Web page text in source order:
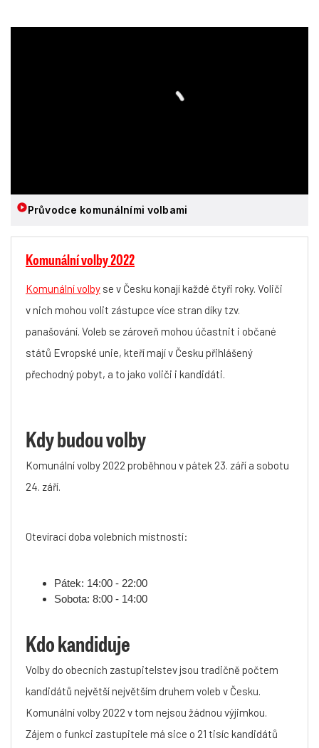
Průvodce komunálními volbami
Komunální volby 2022
Komunální volby se v Česku konají každé čtyři roky. Voliči
v nich mohou volit zástupce více stran díky tzv.
panašování. Voleb se zároveň mohou účastnit i občané
států Evropské unie, kteří mají v Česku přihlášený
přechodný pobyt, a to jako voliči i kandidáti.
Kdy budou volby
Komunální volby 2022 proběhnou v pátek 23. září a sobotu
24. září.
Otevírací doba volebních místností:
Pátek: 14:00 - 22:00
Sobota: 8:00 - 14:00
Kdo kandiduje
Volby do obecních zastupitelstev jsou tradičně počtem
kandidátů největší největším druhem voleb v Česku.
Komunální volby 2022 v tom nejsou žádnou výjimkou.
Zájem o funkci zastupitele má sice o 21 tisíc kandidátů